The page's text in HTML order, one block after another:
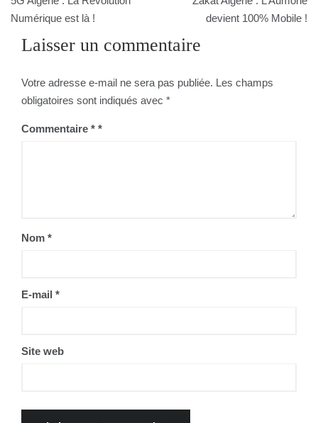
de
l’article
Numérique est là !
devient 100% Mobile !
Laisser un commentaire
Votre adresse e-mail ne sera pas publiée. Les champs
obligatoires sont indiqués avec *
Commentaire *
Nom *
E-mail *
Site web